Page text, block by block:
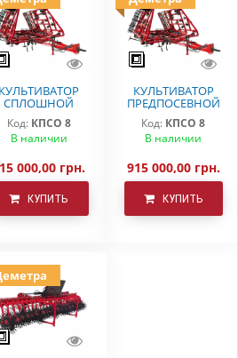
КУЛЬТИВАТОР
СПЛОШНОЙ
ОБРАБОТКИ
ДЕМЕТРА КПСО-8
Код: КПСО 8
В наличии
000,00 грн.
КУПИТЬ
КУЛЬТИВАТОР
ПРЕДПОСЕВНОЙ
ОБРАБОТКИ
КПСО-8 ДЕМЕТРА
Код: КПСО 8
В наличии
915 000,00 грн.
КУПИТЬ